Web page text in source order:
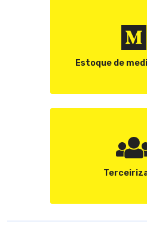
Estoque de